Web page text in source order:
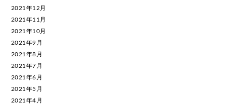
2021年12月
2021年11月
2021年10月
2021年9月
2021年8月
2021年7月
2021年6月
2021年5月
2021年4月